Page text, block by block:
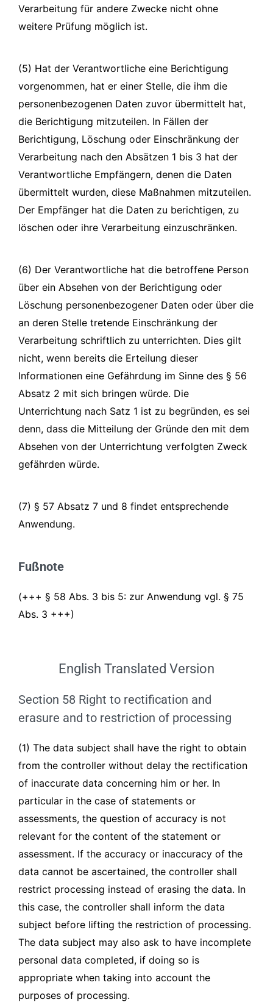
Verarbeitung für andere Zwecke nicht ohne
weitere Prüfung möglich ist.
(5) Hat der Verantwortliche eine Berichtigung
vorgenommen, hat er einer Stelle, die ihm die
personenbezogenen Daten zuvor übermittelt hat,
die Berichtigung mitzuteilen. In Fällen der
Berichtigung, Löschung oder Einschränkung der
Verarbeitung nach den Absätzen 1 bis 3 hat der
Verantwortliche Empfängern, denen die Daten
übermittelt wurden, diese Maßnahmen mitzuteilen.
Der Empfänger hat die Daten zu berichtigen, zu
löschen oder ihre Verarbeitung einzuschränken.
(6) Der Verantwortliche hat die betroffene Person
über ein Absehen von der Berichtigung oder
Löschung personenbezogener Daten oder über die
an deren Stelle tretende Einschränkung der
Verarbeitung schriftlich zu unterrichten. Dies gilt
nicht, wenn bereits die Erteilung dieser
Informationen eine Gefährdung im Sinne des § 56
Absatz 2 mit sich bringen würde. Die
Unterrichtung nach Satz 1 ist zu begründen, es sei
denn, dass die Mitteilung der Gründe den mit dem
Absehen von der Unterrichtung verfolgten Zweck
gefährden würde.
(7) § 57 Absatz 7 und 8 findet entsprechende
Anwendung.
Fußnote
(+++ § 58 Abs. 3 bis 5: zur Anwendung vgl. § 75
Abs. 3 +++)
English Translated Version
Section 58 Right to rectification and
erasure and to restriction of processing
(1) The data subject shall have the right to obtain
from the controller without delay the rectification
of inaccurate data concerning him or her. In
particular in the case of statements or
assessments, the question of accuracy is not
relevant for the content of the statement or
assessment. If the accuracy or inaccuracy of the
data cannot be ascertained, the controller shall
restrict processing instead of erasing the data. In
this case, the controller shall inform the data
subject before lifting the restriction of processing.
The data subject may also ask to have incomplete
personal data completed, if doing so is
appropriate when taking into account the
purposes of processing.